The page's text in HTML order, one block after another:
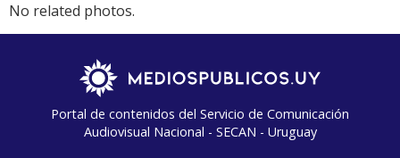
No related photos.
Portal de contenidos del Servicio de Comunicación
Audiovisual Nacional - SECAN - Uruguay